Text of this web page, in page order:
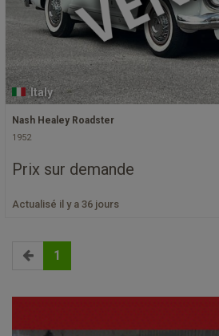
Italy
Nash Healey Roadster
1952
Prix sur demande
Actualisé il y a 36 jours
1